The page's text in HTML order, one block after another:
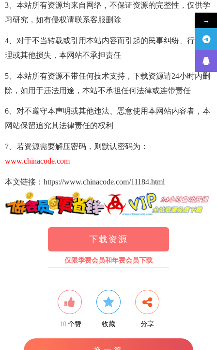
3、本站所有资源均来自网络，不保证资源的完整性，仅供学
习研究，如有侵权请联系客服删除
4、对于不当转载或引用本站内容而引起的民事纠纷、行政处
理或其他损失，本网站不承担责任
5、本站所有资源不带任何技术支持，下载资源请24小时内删
除，如用于违法用途，本站不承担任何法律或连带责任
6、对不遵守本声明或其他违法、恶意使用本网站内容者，本
网站保留追究其法律责任的权利
7、若资源需要解压密码，则默认密码为：
www.chinacode.com
本文链接：https://www.chinacode.com/11184.html
下载资源
仅限季费会员和年费会员下载
10 个赞 收藏 分享
→